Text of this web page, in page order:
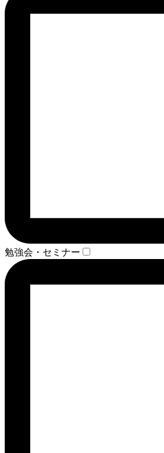
勉強会・セミナー